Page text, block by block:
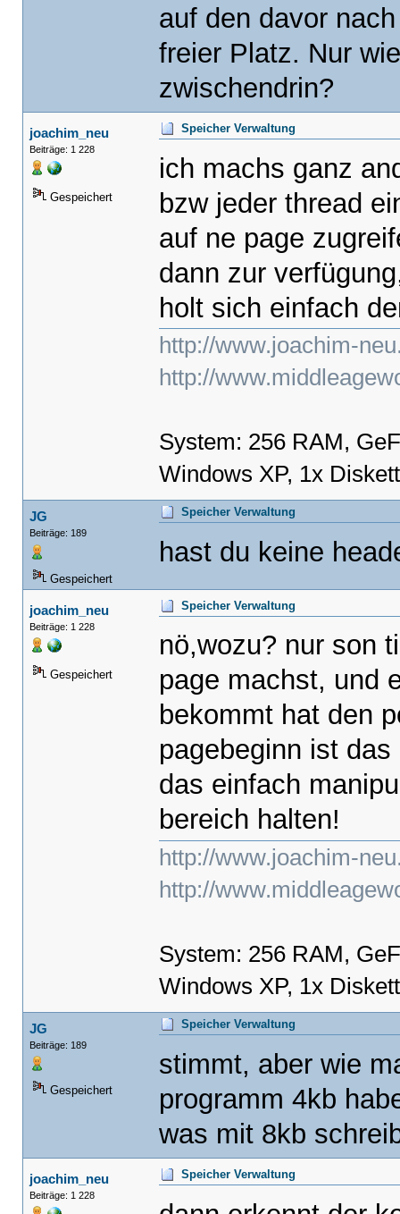
auf den davor
freier Platz. Nur
zwischendrin?
joachim_neu
Beiträge: 1 228
Gespeichert
Speicher Verwaltung
ich machs ganz
bzw jeder thread
auf ne page
dann zur
holt sich einfach
http://www.joachim-
http://
System: 256 RAM,
Windows XP, 1x
JG
Beiträge: 189
Gespeichert
Speicher Verwaltung
hast du keine
joachim_neu
Beiträge: 1 228
Gespeichert
Speicher Verwaltung
nö,wozu? nur son
page machst, und
bekommt hat den
pagebeginn ist
das einfach
bereich halten!
http://www.joachim-
http://
System: 256 RAM,
Windows XP, 1x
JG
Beiträge: 189
Gespeichert
Speicher Verwaltung
stimmt, aber wie
programm 4kb
was mit 8kb
joachim_neu
Beiträge: 1 228
Speicher Verwaltung